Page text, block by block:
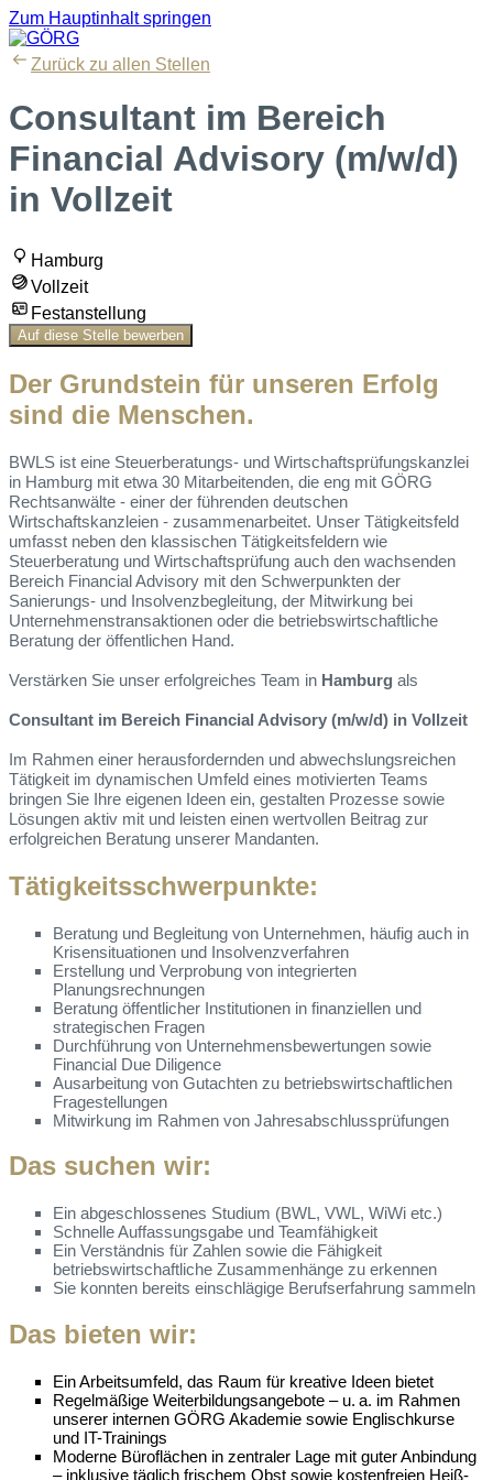
Zum Hauptinhalt springen
Zurück zu allen Stellen
Consultant im Bereich
Financial Advisory (m/w/d)
in Vollzeit
Hamburg
Vollzeit
Festanstellung
Auf diese Stelle bewerben
Der Grundstein für unseren Erfolg
sind die Menschen.
BWLS ist eine Steuerberatungs- und Wirtschaftsprüfungskanzlei
in Hamburg mit etwa 30 Mitarbeitenden, die eng mit GÖRG
Rechtsanwälte - einer der führenden deutschen
Wirtschaftskanzleien - zusammenarbeitet. Unser Tätigkeitsfeld
umfasst neben den klassischen Tätigkeitsfeldern wie
Steuerberatung und Wirtschaftsprüfung auch den wachsenden
Bereich Financial Advisory mit den Schwerpunkten der
Sanierungs- und Insolvenzbegleitung, der Mitwirkung bei
Unternehmenstransaktionen oder die betriebswirtschaftliche
Beratung der öffentlichen Hand.
Verstärken Sie unser erfolgreiches Team in Hamburg als
Consultant im Bereich Financial Advisory (m/w/d) in Vollzeit
Im Rahmen einer herausfordernden und abwechslungsreichen
Tätigkeit im dynamischen Umfeld eines motivierten Teams
bringen Sie Ihre eigenen Ideen ein, gestalten Prozesse sowie
Lösungen aktiv mit und leisten einen wertvollen Beitrag zur
erfolgreichen Beratung unserer Mandanten.
Tätigkeitsschwerpunkte:
Beratung und Begleitung von Unternehmen, häufig auch in
Krisensituationen und Insolvenzverfahren
Erstellung und Verprobung von integrierten
Planungsrechnungen
Beratung öffentlicher Institutionen in finanziellen und
strategischen Fragen
Durchführung von Unternehmensbewertungen sowie
Financial Due Diligence
Ausarbeitung von Gutachten zu betriebswirtschaftlichen
Fragestellungen
Mitwirkung im Rahmen von Jahresabschlussprüfungen
Das suchen wir:
Ein abgeschlossenes Studium (BWL, VWL, WiWi etc.)
Schnelle Auffassungsgabe und Teamfähigkeit
Ein Verständnis für Zahlen sowie die Fähigkeit
betriebswirtschaftliche Zusammenhänge zu erkennen
Sie konnten bereits einschlägige Berufserfahrung sammeln
Das bieten wir:
Ein Arbeitsumfeld, das Raum für kreative Ideen bietet
Regelmäßige Weiterbildungsangebote – u. a. im Rahmen
unserer internen GÖRG Akademie sowie Englischkurse
und IT-Trainings
Moderne Büroflächen in zentraler Lage mit guter Anbindung
– inklusive täglich frischem Obst sowie kostenfreien Heiß-